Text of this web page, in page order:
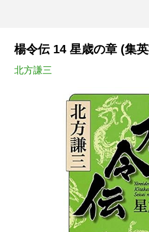
楊令伝 14 星歳の章 (集
北方謙三